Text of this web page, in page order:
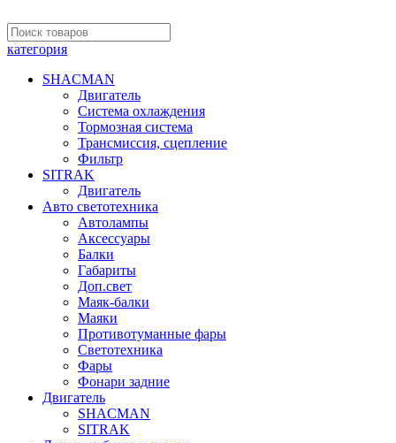
категория
SHACMAN
Двигатель
Система охлаждения
Тормозная система
Трансмиссия, сцепление
Фильтр
SITRAK
Двигатель
Авто светотехника
Автолампы
Аксессуары
Балки
Габариты
Доп.свет
Маяк-балки
Маяки
Противотуманные фары
Светотехника
Фары
Фонари задние
Двигатель
SHACMAN
SITRAK